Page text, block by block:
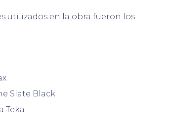
utilizados en la obra fueron los
Slate Black
Teka